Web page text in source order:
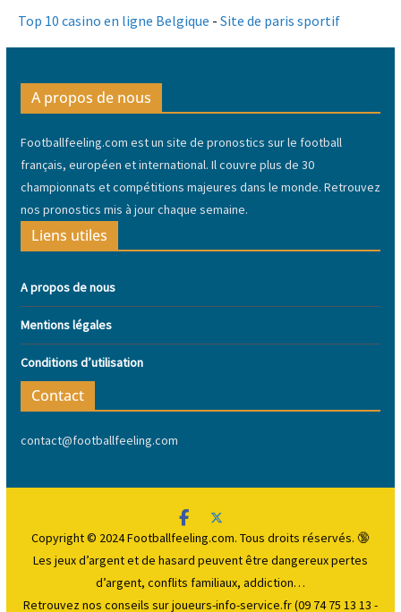
Top 10 casino en ligne Belgique - Site de paris sportif
A propos de nous
Footballfeeling.com est un site de pronostics sur le football
français, européen et international. Il couvre plus de 30
championnats et compétitions majeures dans le monde. Retrouvez
nos pronostics mis à jour chaque semaine.
Liens utiles
A propos de nous
Mentions légales
Conditions d’utilisation
Contact
contact@footballfeeling.com
Copyright © 2024 Footballfeeling.com. Tous droits réservés. 🔞
Les jeux d’argent et de hasard peuvent être dangereuxpertes
d’argent, conflits familiaux, addiction…
Retrouvez nos conseils sur joueurs-info-service.fr (09 74 75 13 13 -